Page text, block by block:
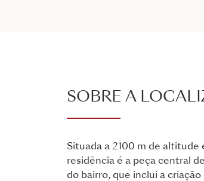
SOBRE A
Situada a 2100 m de altitude
residência é a peça central
do bairro, que inclui a